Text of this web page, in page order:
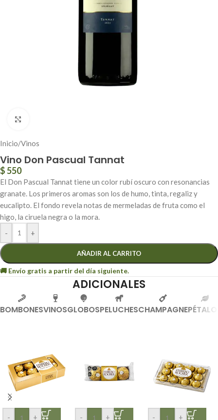
Inicio/Vinos
Vino Don Pascual Tannat
$550
El Don Pascual Tannat tiene un color rubí oscuro con resonancias
granate. Los primeros aromas son los de humo, tinta, regaliz y
eucalipto. El fondo revela notas de mermeladas de fruta como el
higo, la ciruela negra o la mora.
-
+
AÑADIR AL CARRITO
ADICIONALES
BOMBONESVINOSGLOBOSPELUCHESCHAMPAGNE
- + - + - +